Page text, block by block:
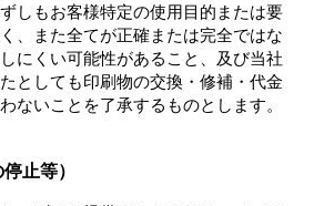
しもお客様特定の使用目的または要
、また全てが正確または完全ではな
にくい可能性があること、及び当社
としても印刷物の交換・修補・代金
ないことを了承するものとします。
止等）